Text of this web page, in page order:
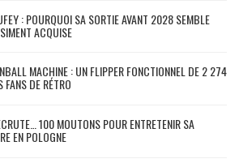
: POURQUOI SA SORTIE AVANT 2028 SEMBLE
ACQUISE
MACHINE : UN FLIPPER FONCTIONNEL DE 2 274
FANS DE RÉTRO
100 MOUTONS POUR ENTRETENIR SA
EN POLOGNE